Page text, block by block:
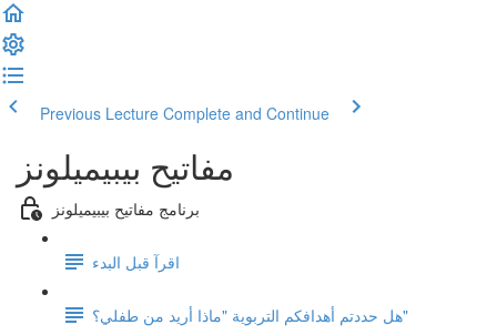
Previous Lecture Complete and Continue
مفاتيح بيبيميلونز
برنامج مفاتيح بيبيميلونز
اقرآ قبل البدء
هل حددتم أهدافكم التربوية "ماذا أريد من طفلي؟"